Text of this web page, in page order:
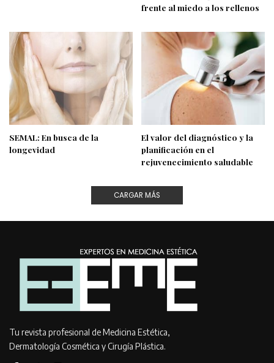
frente al miedo a los rellenos
SEMAL: En busca de la
longevidad
El valor del diagnóstico y la
planificación en el
rejuvenecimiento saludable
CARGAR MÁS
Tu revista profesional de Medicina Estética,
Dermatología Cosmética y Cirugía Plástica.